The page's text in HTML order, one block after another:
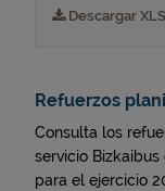
Descargar
Refuerzos
Consulta los
servicio
para el ejercicio